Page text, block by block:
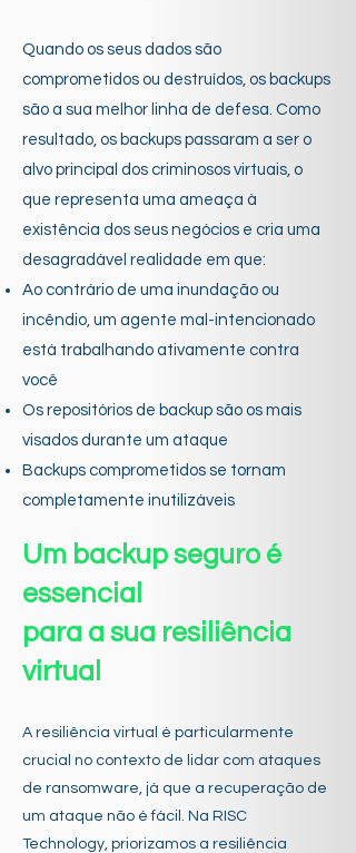
Quando os seus dados são
comprometidos ou destruídos, os backups
são a sua melhor linha de defesa. Como
resultado, os backups passaram a ser o
alvo principal dos criminosos virtuais, o
que representa uma ameaça à
existência dos seus negócios e cria uma
desagradável realidade em que:
Ao contrário de uma inundação ou
incêndio, um agente mal-intencionado
está trabalhando ativamente contra
você
Os repositórios de backup são os mais
visados durante um ataque
Backups comprometidos se tornam
completamente inutilizáveis
Um backup seguro é
essencial
para a sua resiliência
virtual
A resiliência virtual é particularmente
crucial no contexto de lidar com ataques
de ransomware, já que a recuperação de
um ataque não é fácil. Na RISC
Technology, priorizamos a resiliência